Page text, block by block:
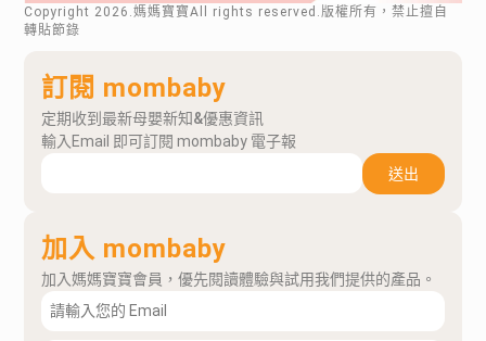
Copyright 2026 .媽媽寶寶All rights reserved.版權所有，禁止擅自
轉貼節錄
訂閱 mombaby
定期收到最新母嬰新知&優惠資訊
輸入Email 即可訂閱 mombaby 電子報
送出
加入 mombaby
加入媽媽寶寶會員，優先閱讀體驗與試用我們提供的產品。